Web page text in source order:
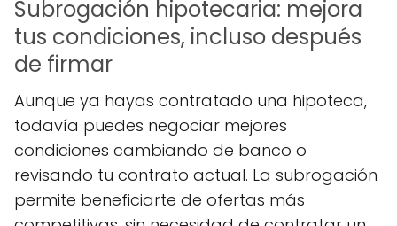
Subrogación hipotecaria: mejora
tus condiciones, incluso después
de firmar
Aunque ya hayas contratado una hipoteca,
todavía puedes negociar mejores
condiciones cambiando de banco o
revisando tu contrato actual. La subrogación
permite beneficiarte de ofertas más